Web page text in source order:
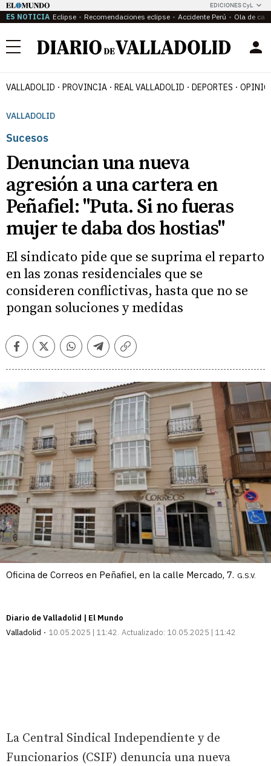
EDICIONES CyL
ES NOTICIA Eclipse Recomendaciones eclipse Accidente Perú Ola de
Menú
VALLADOLID PROVINCIA REAL VALLADOLID DEPORTES
VALLADOLID
Sucesos
Denuncian una nueva
agresión a una cartera en
Peñafiel: "Puta. Si no fueras
mujer te daba dos hostias"
El sindicato pide que se suprima el reparto
en las zonas residenciales que se
consideren conflictivas, hasta que no se
pongan soluciones y medidas
FacebookTwitterWhatsappTelegramCopiar
Oficina de Correos en Peñafiel, en la calle Mercado, 7. G.S.V.
Diario de Valladolid | El Mundo
Valladolid
10.05.2025 | 11:42 Actualizado: 10.05.2025 | 11:42
La Central Sindical Independiente y de
Funcionarios (CSIF) denuncia una nueva